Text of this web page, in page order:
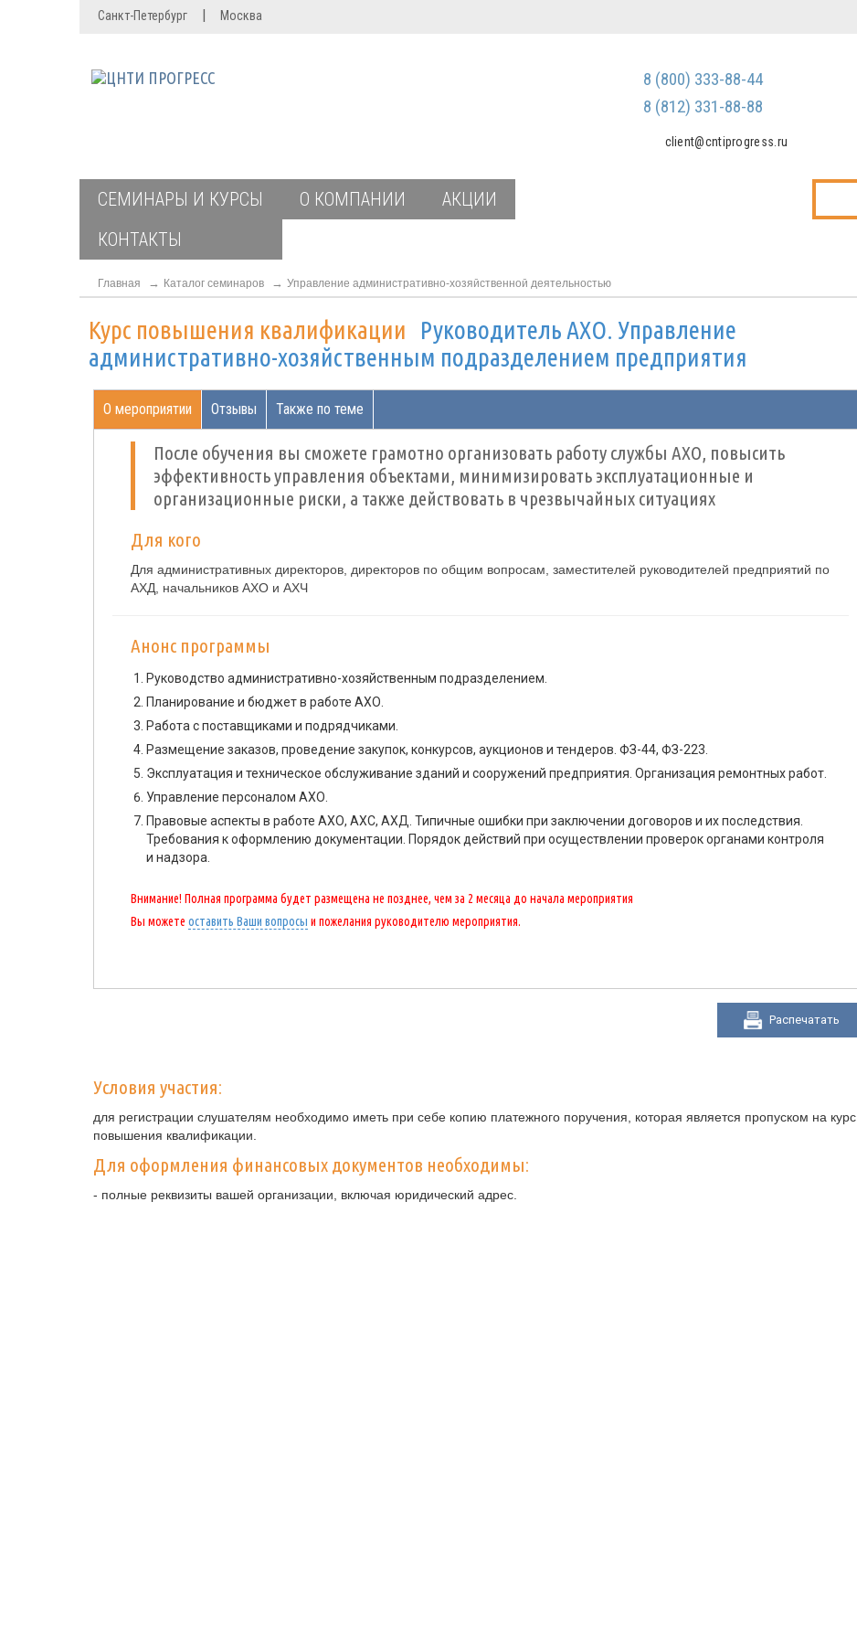
Мы не передаем ваши данные
спам
Санкт-Петербург | Москва
8 (800) 333-88-44
8 (812) 331-88-88
client@cntiprogress.ru
СЕМИНАРЫ И КУРСЫ О КОМПАНИИ
АКЦИИ
КОНТАКТЫ
Главная Каталог семинаров Управление административно-хозяйственной деятельностью
Курс повышения квалификации
Руководитель АХО. Управление
административно-хозяйственным подразделением предприятия
О мероприятии Отзывы Также по теме
После обучения вы сможете грамотно организовать работу службы АХО, повысить
эффективность управления объектами, минимизировать эксплуатационные и
организационные риски, а также действовать в чрезвычайных ситуациях
Для кого
Для административных директоров, директоров по общим вопросам, заместителей руководителей предприятий по
АХД, начальников АХО и АХЧ
Анонс программы
Руководство административно-хозяйственным подразделением.
Планирование и бюджет в работе АХО.
Работа с поставщиками и подрядчиками.
Размещение заказов, проведение закупок, конкурсов, аукционов и тендеров. ФЗ-44, ФЗ-223.
Эксплуатация и техническое обслуживание зданий и сооружений предприятия. Организация ремонтных работ.
Управление персоналом АХО.
Правовые аспекты в работе АХО, АХС, АХД. Типичные ошибки при заключении договоров и их последствия.
Требования к оформлению документации. Порядок действий при осуществлении проверок органами контроля
и надзора.
Внимание! Полная программа будет размещена не позднее, чем за 2 месяца до начала мероприятия
Вы можете оставить Ваши вопросы и пожелания руководителю мероприятия.
Распечатать
Условия участия:
для регистрации слушателям необходимо иметь при себе копию платежного поручения, которая является пропуском на курс
повышения квалификации.
Для оформления финансовых документов необходимы:
- полные реквизиты вашей организации, включая юридический адрес.